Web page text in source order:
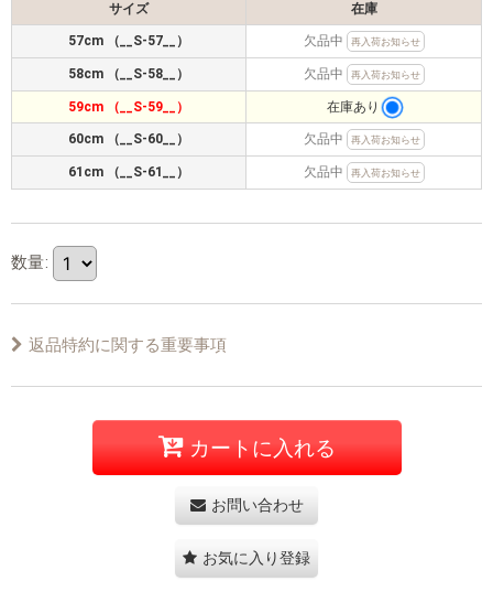
サイズ 在庫
57cm （__S-57__） 欠品中 再入荷お知らせ
58cm （__S-58__） 欠品中 再入荷お知らせ
59cm （__S-59__） 在庫あり
60cm （__S-60__） 欠品中 再入荷お知らせ
61cm （__S-61__） 欠品中 再入荷お知らせ
数量:
返品特約に関する重要事項
カートに入れる
お問い合わせ
お気に入り登録